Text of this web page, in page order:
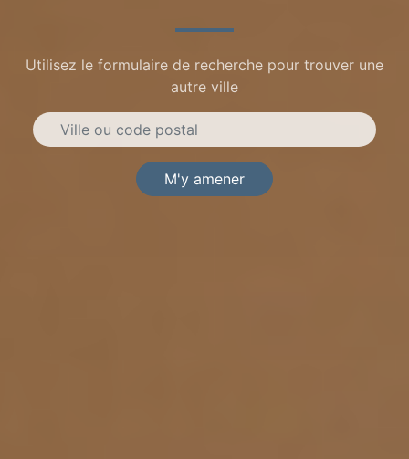
Utilisez le formulaire de recherche pour trouver une
autre ville
M'y amener